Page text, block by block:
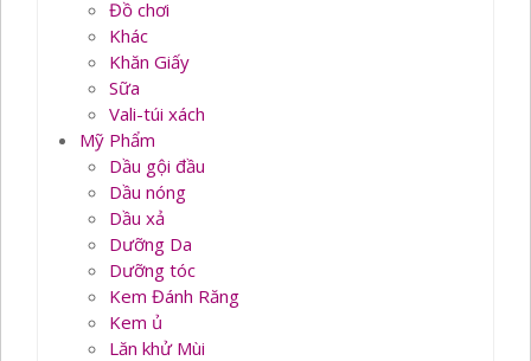
Đồ chơi
Khác
Khăn Giấy
Sữa
Vali-túi xách
Mỹ Phẩm
Dầu gội đầu
Dầu nóng
Dầu xả
Dưỡng Da
Dưỡng tóc
Kem Đánh Răng
Kem ủ
Lăn khử Mùi